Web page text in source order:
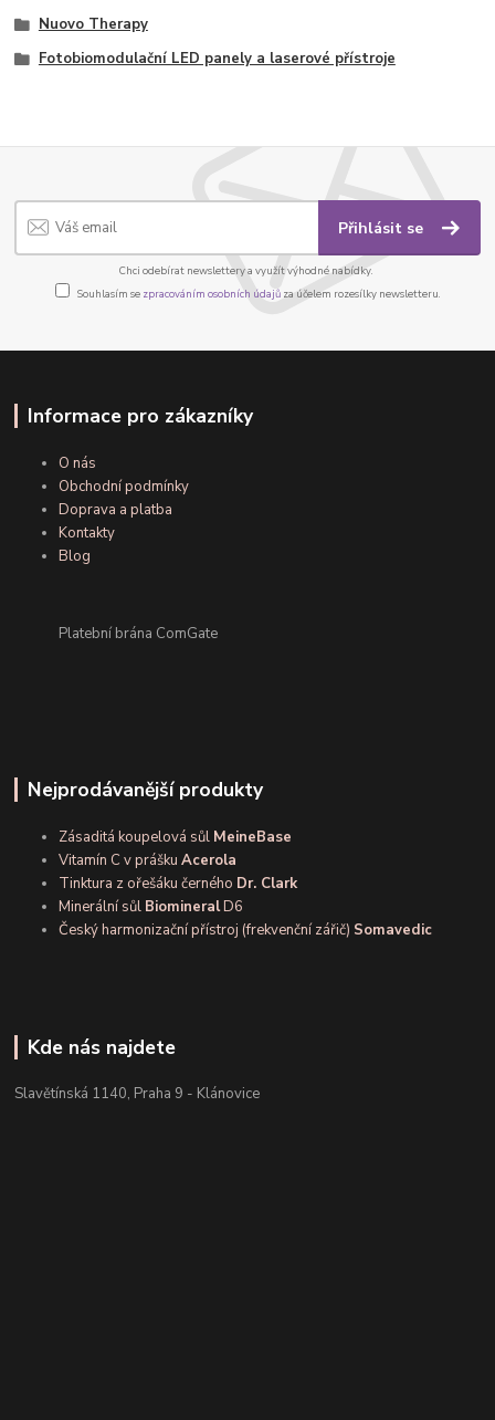
Nuovo Therapy
Fotobiomodulační LED panely a laserové přístroje
Přihlásit se
Chci odebírat newslettery a využít výhodné nabídky.
Souhlasím se zpracováním osobních údajůza účelem rozesílky newsletteru.
Informace pro zákazníky
O nás
Obchodní podmínky
Doprava a platba
Kontakty
Blog
Platební brána ComGate
Nejprodávanější produkty
Zásaditá koupelová sůl MeineBase
Vitamín C v práškuAcerola
Tinktura z ořešáku černého Dr. Clark
Minerální sůl BiomineralD6
Český harmonizační přístroj (frekvenční zářič) Somavedic
Kde nás najdete
Slavětínská 1140, Praha 9 - Klánovice